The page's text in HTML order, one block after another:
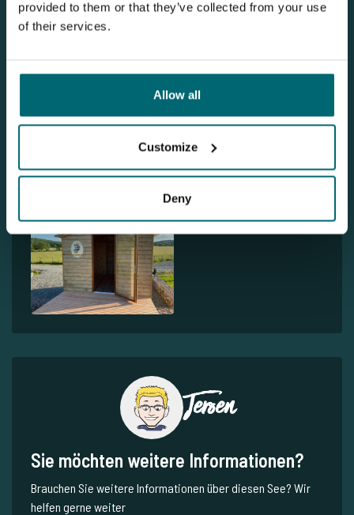
provided to them or that they’ve collected from your use
of their services.
Allow all
Customize
Deny
Jeroen
Sie möchten weitere Informationen?
Brauchen Sie weitere Informationen über diesen See? Wir
helfen gerne weiter